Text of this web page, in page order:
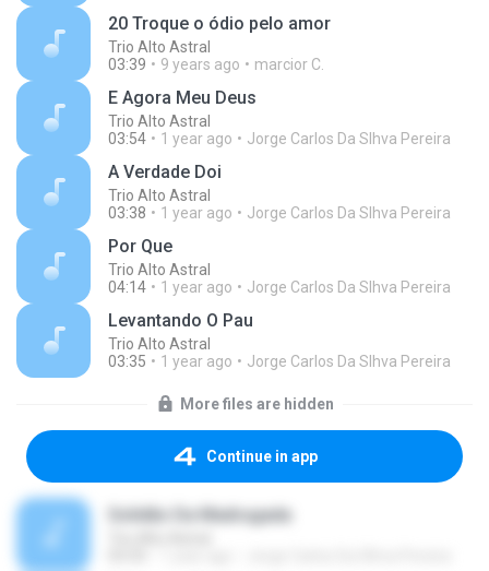
20 Troque o ódio pelo amor
Trio Alto Astral
03:39
9 years ago marcior C.
E Agora Meu Deus
Trio Alto Astral
03:54
1 year ago Jorge Carlos Da Slhva Pereira
A Verdade Doi
Trio Alto Astral
03:38
1 year ago Jorge Carlos Da Slhva Pereira
Por Que
Trio Alto Astral
04:14
1 year ago Jorge Carlos Da Slhva Pereira
Levantando O Pau
Trio Alto Astral
03:35
1 year ago Jorge Carlos Da Slhva Pereira
More files are hidden
Continue in app
Solidão Da Madrugada